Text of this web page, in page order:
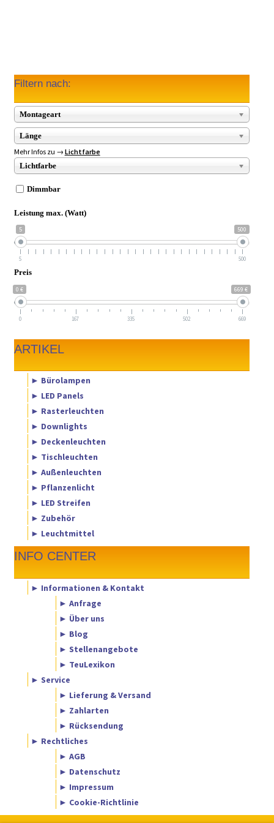
Filtern nach:
Montageart
Länge
Mehr Infos zu → Lichtfarbe
Lichtfarbe
Dimmbar
Leistung max. (Watt)
5 500
5 500
Preis
0 € 669 €
0 167 335 502 669
ARTIKEL
► Bürolampen
► LED Panels
► Rasterleuchten
► Downlights
► Deckenleuchten
► Tischleuchten
► Außenleuchten
► Pflanzenlicht
► LED Streifen
► Zubehör
► Leuchtmittel
INFO CENTER
► Informationen & Kontakt
► Anfrage
► Über uns
► Blog
► Stellenangebote
► TeuLexikon
► Service
► Lieferung & Versand
► Zahlarten
► Rücksendung
► Rechtliches
► AGB
► Datenschutz
► Impressum
► Cookie-Richtlinie